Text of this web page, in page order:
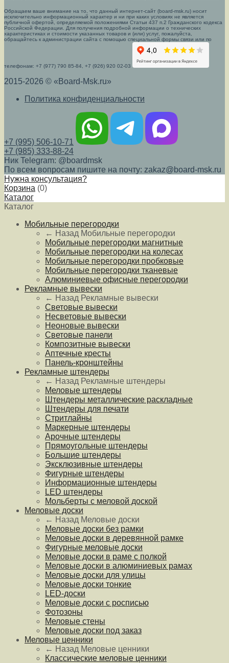
Обращаем ваше внимание на то, что данный интернет-сайт (board-msk.ru) носит
исключительно информационный характер и ни при каких условиях не является
публичной офертой, определяемой положениями Статьи 437 п.2 Гражданского кодекса
Российской Федерации. Для получения подробной информации о технических
характеристиках и стоимости указанных товаров и (или) услуг, пожалуйста,
обращайтесь к администрации сайта с помощью специальной формы связи или по
телефонам: +7 (977) 790 85-84, +7 (926) 920 02-03
2015-2026 © «Board-Msk.ru»
Политика конфиденциальности
+7 (995) 506-10-71
+7 (985) 333-88-24
Ник Telegram: @boardmsk
По всем вопросам пишите на почту: zakaz@board-msk.ru
Нужна консультация?
Корзина (0)
Каталог
Каталог
Мобильные перегородки
← Назад Мобильные перегородки
Мобильные перегородки магнитные
Мобильные перегородки на колесах
Мобильные перегородки пробковые
Мобильные перегородки тканевые
Алюминиевые офисные перегородки
Рекламные вывески
← Назад Рекламные вывески
Световые вывески
Несветовые вывески
Неоновые вывески
Световые панели
Композитные вывески
Аптечные кресты
Панель-кронштейны
Рекламные штендеры
← Назад Рекламные штендеры
Меловые штендеры
Штендеры металлические раскладные
Штендеры для печати
Стритлайны
Маркерные штендеры
Арочные штендеры
Прямоугольные штендеры
Большие штендеры
Эксклюзивные штендеры
Фигурные штендеры
Информационные штендеры
LED штендеры
Мольберты с меловой доской
Меловые доски
← Назад Меловые доски
Меловые доски без рамки
Меловые доски в деревянной рамке
Фигурные меловые доски
Меловые доски в раме с полкой
Меловые доски в алюминиевых рамах
Меловые доски для улицы
Меловые доски тонкие
LED-доски
Меловые доски с росписью
Фотозоны
Меловые стены
Меловые доски под заказ
Меловые ценники
← Назад Меловые ценники
Классические меловые ценники